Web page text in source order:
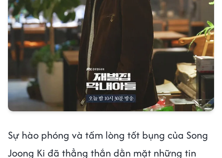
Sự hào phóng và tấm lòng tốt bụng của Song
Joong Ki đã thẳng thắn dằn mặt những tin